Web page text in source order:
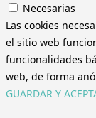
Necesarias
Las cookies
el sitio web
funcionalidades
web, de forma
GUARDAR Y